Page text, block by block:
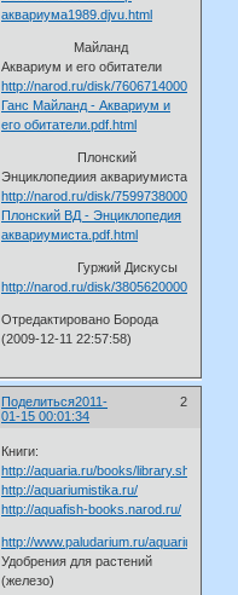
аквариума1989.djvu.html
Майланд
Аквариум и его обитатели
http://narod.ru/disk/7606714000/
Ганс Майланд - Аквариум и
его обитатели.pdf.html
Плонский
Энциклопедиия аквариумиста
http://narod.ru/disk/7599738000/
Плонский ВД - Энциклопедия
аквариумиста.pdf.html
Гуржий Дискусы
http://narod.ru/disk/3805620000/
Отредактировано Борода
(2009-12-11 22:57:58)
Поделиться 2
2011-
01-15 00:01:34
Книги:
http://aquaria.ru/books/library.shtml
http://aquariumistika.ru/
http://aquafish-books.narod.ru/
http://www.paludarium.ru/aquarium/
Удобрения для растений
(железо)